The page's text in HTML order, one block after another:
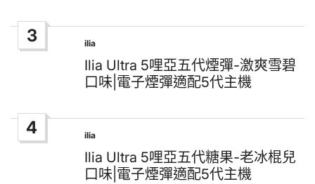
3
Posted
in
ilia
Ilia Ultra 5哩亞五代煙彈-激爽雪碧
口味|電子煙彈適配5代主機
4
Posted
in
ilia
Ilia Ultra 5哩亞五代糖果-老冰棍兒
口味|電子煙彈適配5代主機